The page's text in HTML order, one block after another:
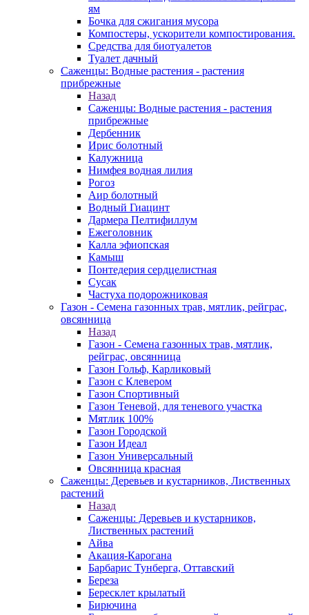
ям
Бочка для сжигания мусора
Компостеры, ускорители компостирования.
Средства для биотуалетов
Туалет дачный
Саженцы: Водные растения - растения
прибрежные
Назад
Саженцы: Водные растения - растения
прибрежные
Дербенник
Ирис болотный
Калужница
Нимфея водная лилия
Рогоз
Аир болотный
Водный Гиацинт
Дармера Пелтифиллум
Ежеголовник
Калла эфиопская
Камыш
Понтедерия сердцелистная
Сусак
Частуха подорожниковая
Газон - Семена газонных трав, мятлик, рейграс,
овсянница
Назад
Газон - Семена газонных трав, мятлик,
рейграс, овсянница
Газон Гольф, Карликовый
Газон с Клевером
Газон Спортивный
Газон Теневой, для теневого участка
Мятлик 100%
Газон Городской
Газон Идеал
Газон Универсальный
Овсянница красная
Саженцы: Деревьев и кустарников, Лиственных
растений
Назад
Саженцы: Деревьев и кустарников,
Лиственных растений
Айва
Акация-Карогана
Барбарис Тунберга, Оттавский
Береза
Бересклет крылатый
Бирючина